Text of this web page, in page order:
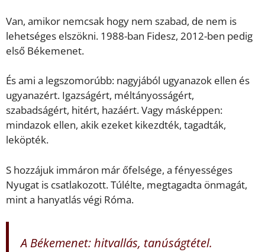
Van, amikor nemcsak hogy nem szabad, de nem is
lehetséges elszökni. 1988-ban Fidesz, 2012-ben pedig
első Békemenet.
És ami a legszomorúbb: nagyjából ugyanazok ellen és
ugyanazért. Igazságért, méltányosságért,
szabadságért, hitért, hazáért. Vagy másképpen:
mindazok ellen, akik ezeket kikezdték, tagadták,
leköpték.
S hozzájuk immáron már őfelsége, a fényességes
Nyugat is csatlakozott. Túlélte, megtagadta önmagát,
mint a hanyatlás végi Róma.
A Békemenet: hitvallás, tanúságtétel.